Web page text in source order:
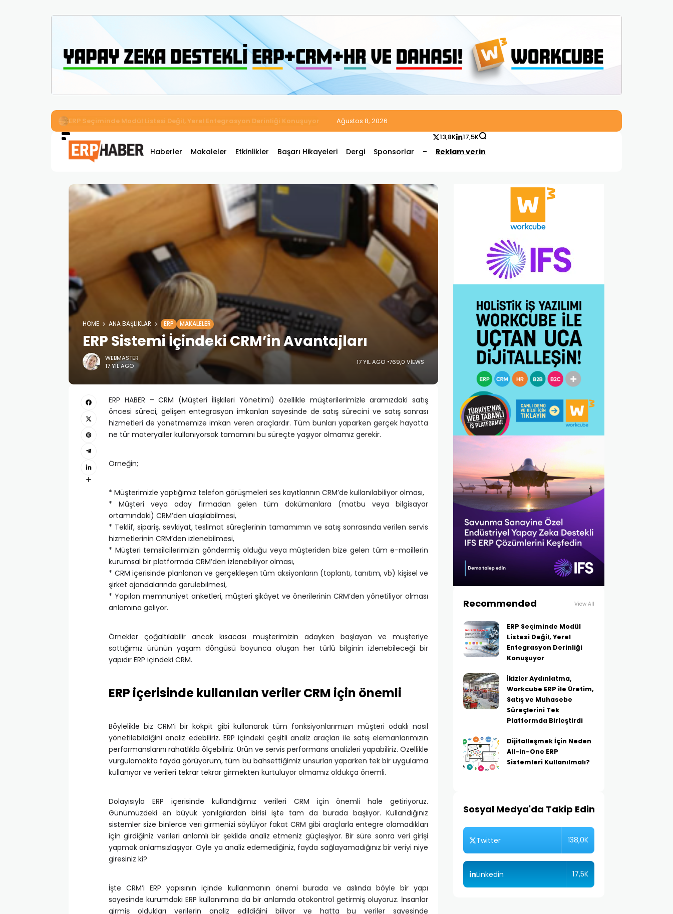
İkizler Aydınlatma, Workcube ERP ile Üretim, Satış ve Muhasebe Süreçlerini Tek Platformda Birleştirdi
Ağustos 8, 2026
Haberler Makaleler Etkinlikler Başarı Hikayeleri Dergi Sponsorlar – Reklam verin
13,8K 17,5K
HOME ANA BAŞLIKLAR ERP MAKALELER
ERP Sistemi İçindeki CRM’in Avantajları
WEBMASTER
17 YIL AGO
17 YIL AGO 769,0 VIEWS
ERP HABER – CRM (Müşteri İlişkileri Yönetimi) özellikle müşterilerimizle aramızdaki satış
öncesi süreci, gelişen entegrasyon imkanları sayesinde de satış sürecini ve satış sonrası
hizmetleri de yönetmemize imkan veren araçlardır. Tüm bunları yaparken gerçek hayatta
ne tür materyaller kullanıyorsak tamamını bu süreçte yaşıyor olmamız gerekir.
Örneğin;
* Müşterimizle yaptığımız telefon görüşmeleri ses kayıtlarının CRM’de kullanılabiliyor olması,
* Müşteri veya aday firmadan gelen tüm dokümanlara (matbu veya bilgisayar
ortamındaki) CRM’den ulaşılabilmesi,
* Teklif, sipariş, sevkiyat, teslimat süreçlerinin tamamımın ve satış sonrasında verilen servis
hizmetlerinin CRM’den izlenebilmesi,
* Müşteri temsilcilerimizin göndermiş olduğu veya müşteriden bize gelen tüm e-maillerin
kurumsal bir platformda CRM’den izlenebiliyor olması,
* CRM içerisinde planlanan ve gerçekleşen tüm aksiyonların (toplantı, tanıtım, vb) kişisel ve
şirket ajandalarında görülebilmesi,
* Yapılan memnuniyet anketleri, müşteri şikâyet ve önerilerinin CRM’den yönetiliyor olması
anlamına geliyor.
Örnekler çoğaltılabilir ancak kısacası müşterimizin adayken başlayan ve müşteriye
sattığımız ürünün yaşam döngüsü boyunca oluşan her türlü bilginin izlenebileceği bir
yapıdır ERP içindeki CRM.
ERP içerisinde kullanılan veriler CRM için önemli
Böylelikle biz CRM’i bir kokpit gibi kullanarak tüm fonksiyonlarımızın müşteri odaklı nasıl
yönetilebildiğini analiz edebiliriz. ERP içindeki çeşitli analiz araçları ile satış elemanlarımızın
performanslarını rahatlıkla ölçebiliriz. Ürün ve servis performans analizleri yapabiliriz. Özellikle
vurgulamakta fayda görüyorum, tüm bu bahsettiğimiz unsurları yaparken tek bir uygulama
kullanıyor ve verileri tekrar tekrar girmekten kurtuluyor olmamız oldukça önemli.
Dolayısıyla ERP içerisinde kullandığımız verileri CRM için önemli hale getiriyoruz.
Günümüzdeki en büyük yanılgılardan birisi işte tam da burada başlıyor. Kullandığınız
sistemler size binlerce veri girmenizi söylüyor fakat CRM gibi araçlarla entegre olamadıkları
için girdiğiniz verileri anlamlı bir şekilde analiz etmeniz güçleşiyor. Bir süre sonra veri girişi
yapmak anlamsızlaşıyor. Öyle ya analiz edemediğiniz, fayda sağlayamadığınız bir veriyi niye
giresiniz ki?
İşte CRM’i ERP yapısının içinde kullanmanın önemi burada ve aslında böyle bir yapı
sayesinde kurumdaki ERP kullanımına da bir anlamda otokontrol getirmiş oluyoruz. İnsanlar
girmiş oldukları verilerin analiz edildiğini biliyor ve hatta bu veriler sayesinde
Recommended View All
ERP Seçiminde Modül
Listesi Değil, Yerel
Entegrasyon Derinliği
Konuşuyor
İkizler Aydınlatma,
Workcube ERP ile Üretim,
Satış ve Muhasebe
Süreçlerini Tek
Platformda Birleştirdi
Dijitalleşmek İçin Neden
All-in-One ERP
Sistemleri Kullanılmalı?
Sosyal Medya'da Takip Edin
Twitter 138,0K
Linkedin 17,5K